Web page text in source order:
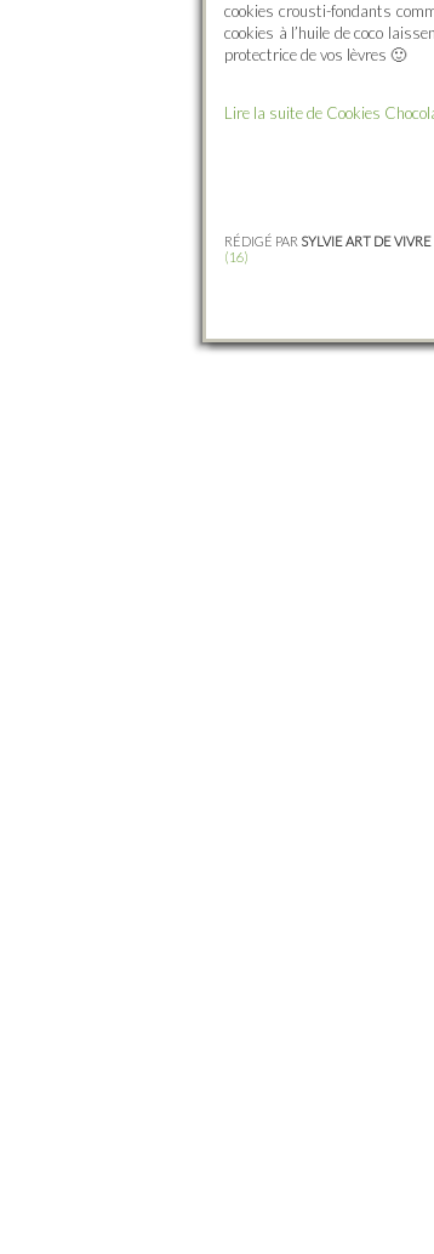
cookies crousti-fondants
cookies à l’huile de coco
protectrice de vos lèvres 🙂
Lire la suite de Cookies
RÉDIGÉ PAR SYLVIE ART DE VIVRE
(16)